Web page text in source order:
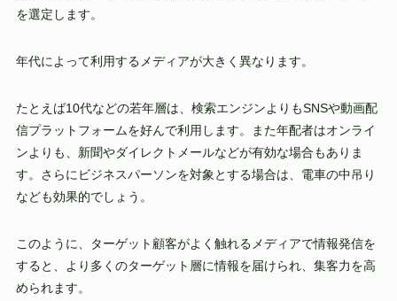
を選定します。
年代によって利用するメディアが大きく異なります。
たとえば10代などの若年層は、検索エンジンよりもSNSや動画配
信プラットフォームを好んで利用します。また年配者はオンライ
ンよりも、新聞やダイレクトメールなどが有効な場合もありま
す。さらにビジネスパーソンを対象とする場合は、電車の中吊り
なども効果的でしょう。
このように、ターゲット顧客がよく触れるメディアで情報発信を
すると、より多くのターゲット層に情報を届けられ、集客力を高
められます。